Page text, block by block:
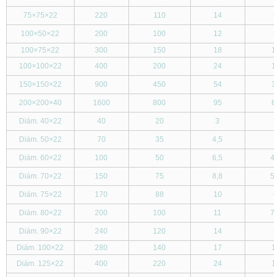
75×75×22 220 110 14
100×50×22 200 100 12
100×75×22 300 150 18
100×100×22 400 200 24
150×150×22 900 450 54
200×200×40 1600 800 95
Diám. 40×22 40 20 3
Diám. 50×22 70 35 4,5
Diám. 60×22 100 50 6,5
Diám. 70×22 150 75 8,8
Diám. 75×22 170 88 10
Diám. 80×22 200 100 11
Diám. 90×22 240 120 14
Diám. 100×22 280 140 17
Diám. 125×22 400 220 24